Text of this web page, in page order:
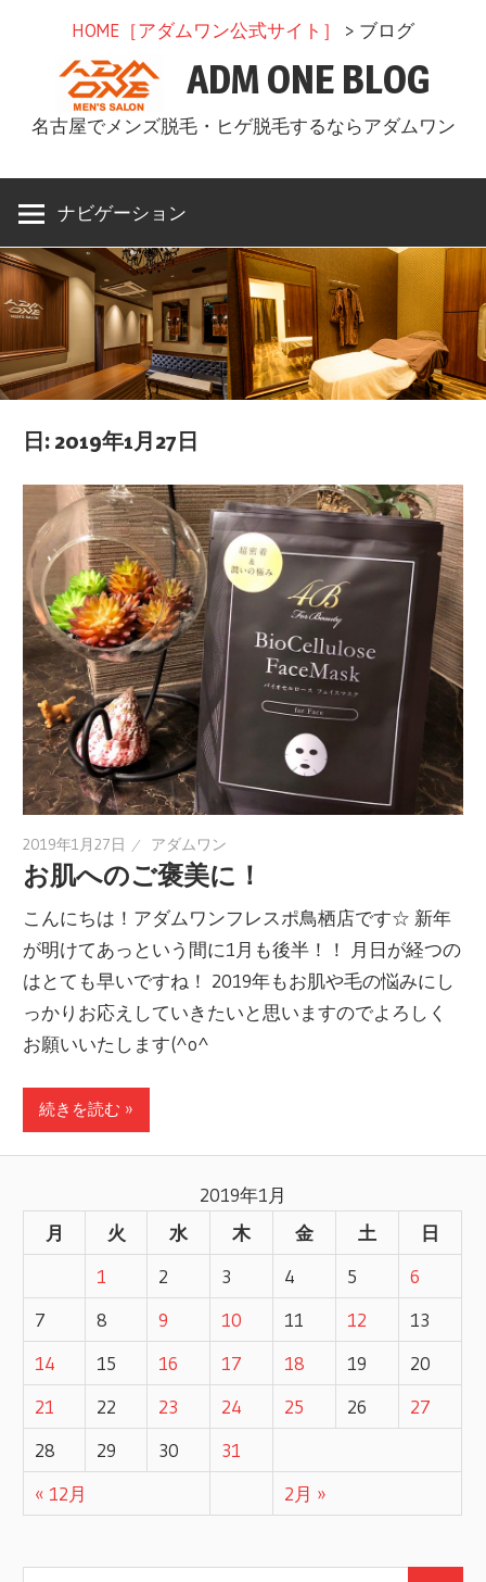
へ
ッ
プ
HOME［アダムワン公式サイト］ > ブログ
ADM ONE BLOG
名古屋でメンズ脱毛・ヒゲ脱毛するならアダムワン
ナビゲーション
日: 2019年1月27日
2019年1月27日 アダムワン
お肌へのご褒美に！
こんにちは！アダムワンフレスポ鳥栖店です☆ 新年
が明けてあっという間に1月も後半！！ 月日が経つの
はとても早いですね！ 2019年もお肌や毛の悩みにし
っかりお応えしていきたいと思いますのでよろしく
お願いいたします(^o^
続きを読む »
2019年1月
月
火 水 木 金 土 日
« 12月 2月 »
1 2 3 4 5
6
7
8 9 10 11 12
13
14
15 16 17 18 19
20
21
22 23 24 25 26
27
28
29 30 31